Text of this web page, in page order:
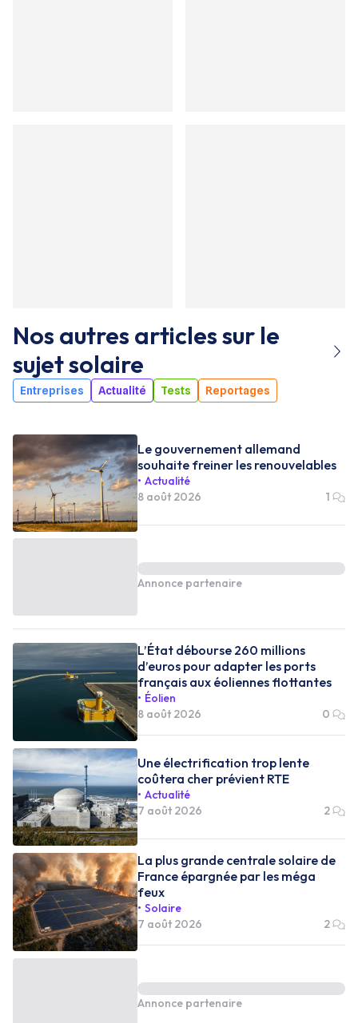
Nos autres articles sur le
sujetsolaire
Entreprises Actualité Tests Reportages
Le gouvernement allemand
souhaite freiner les renouvelables
Actualité
8 août 2026
1
Annonce partenaire
L’État débourse 260 millions
d’euros pour adapter les ports
français aux éoliennes flottantes
Éolien
8 août 2026
0
Une électrification trop lente
coûtera cher prévient RTE
Actualité
7 août 2026
2
La plus grande centrale solaire de
France épargnée par les méga
feux
Solaire
7 août 2026
2
Annonce partenaire